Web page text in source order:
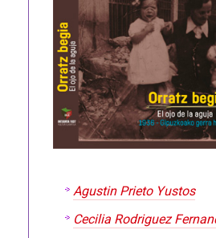
Agustin Prieto Yustos
Cecilia Rodriguez